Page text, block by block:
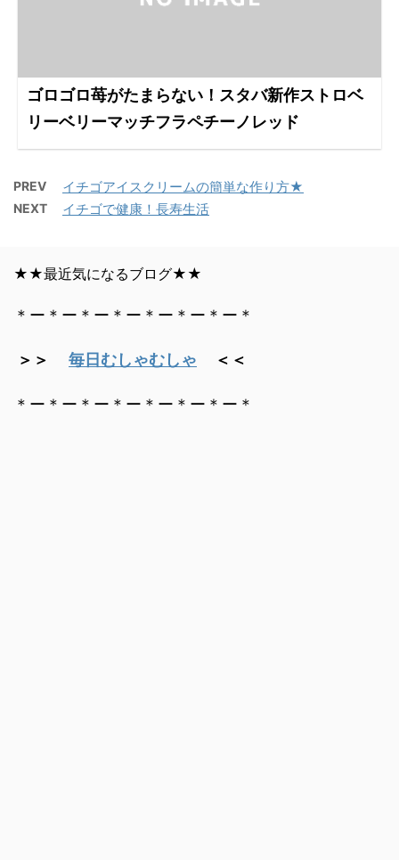
ゴロゴロ苺がたまらない！スタバ新作ストロベ
リーベリーマッチフラペチーノレッド
PREV イチゴアイスクリームの簡単な作り方★
NEXT イチゴで健康！長寿生活
★★最近気になるブログ★★
＊ー＊ー＊ー＊ー＊ー＊ー＊ー＊
＞＞ 毎日むしゃむしゃ ＜＜
＊ー＊ー＊ー＊ー＊ー＊ー＊ー＊